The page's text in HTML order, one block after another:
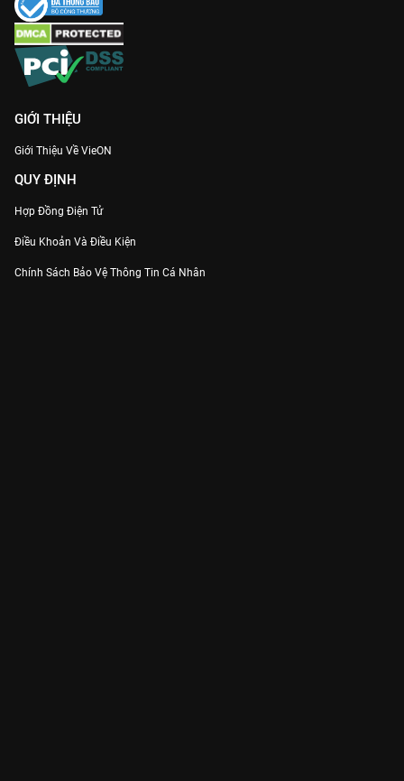
GIỚI THIỆU
Giới Thiệu Về VieON
QUY ĐỊNH
Hợp Đồng Điện Tử
Điều Khoản Và Điều Kiện
Chính Sách Bảo Vệ Thông Tin Cá Nhân